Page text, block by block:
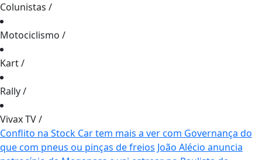
Colunistas /
Motociclismo /
Kart/
Rally/
Vivax TV/
Conflito na Stock Car tem mais a ver com Governança do
que com pneus ou pinças de freios João Alécio anuncia